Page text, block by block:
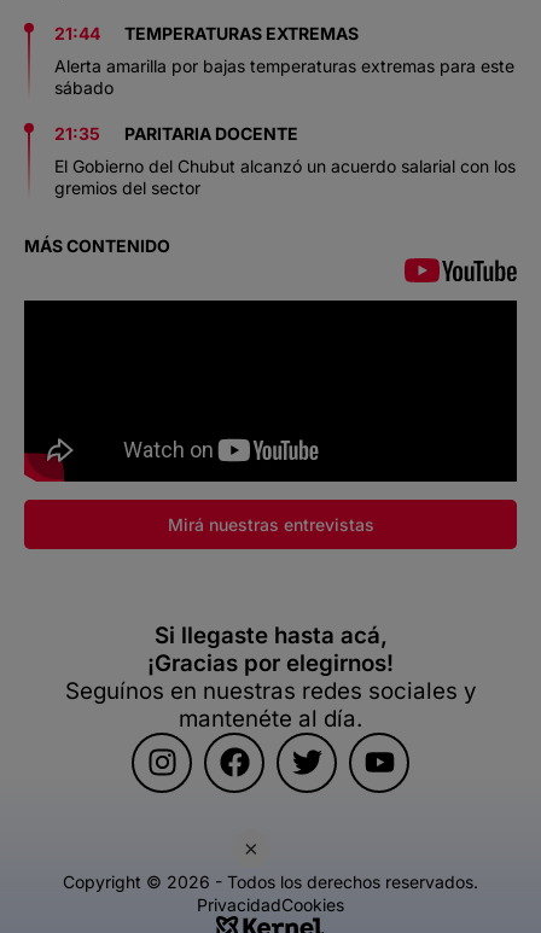
×
21:44
TEMPERATURAS EXTREMAS
Alerta amarilla por bajas temperaturas extremas para este
sábado
21:35
PARITARIA DOCENTE
El Gobierno del Chubut alcanzó un acuerdo salarial con los
gremios del sector
MÁS CONTENIDO
Mirá nuestras entrevistas
Si llegaste hasta acá,
¡Gracias por elegirnos!
Seguínos en nuestras redes sociales y
mantenéte al día.
Copyright © 2026 - Todos los derechos reservados.
PrivacidadCookies